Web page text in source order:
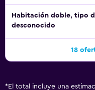
Habitación doble, tipo
desconocido
18
* El total incluye una